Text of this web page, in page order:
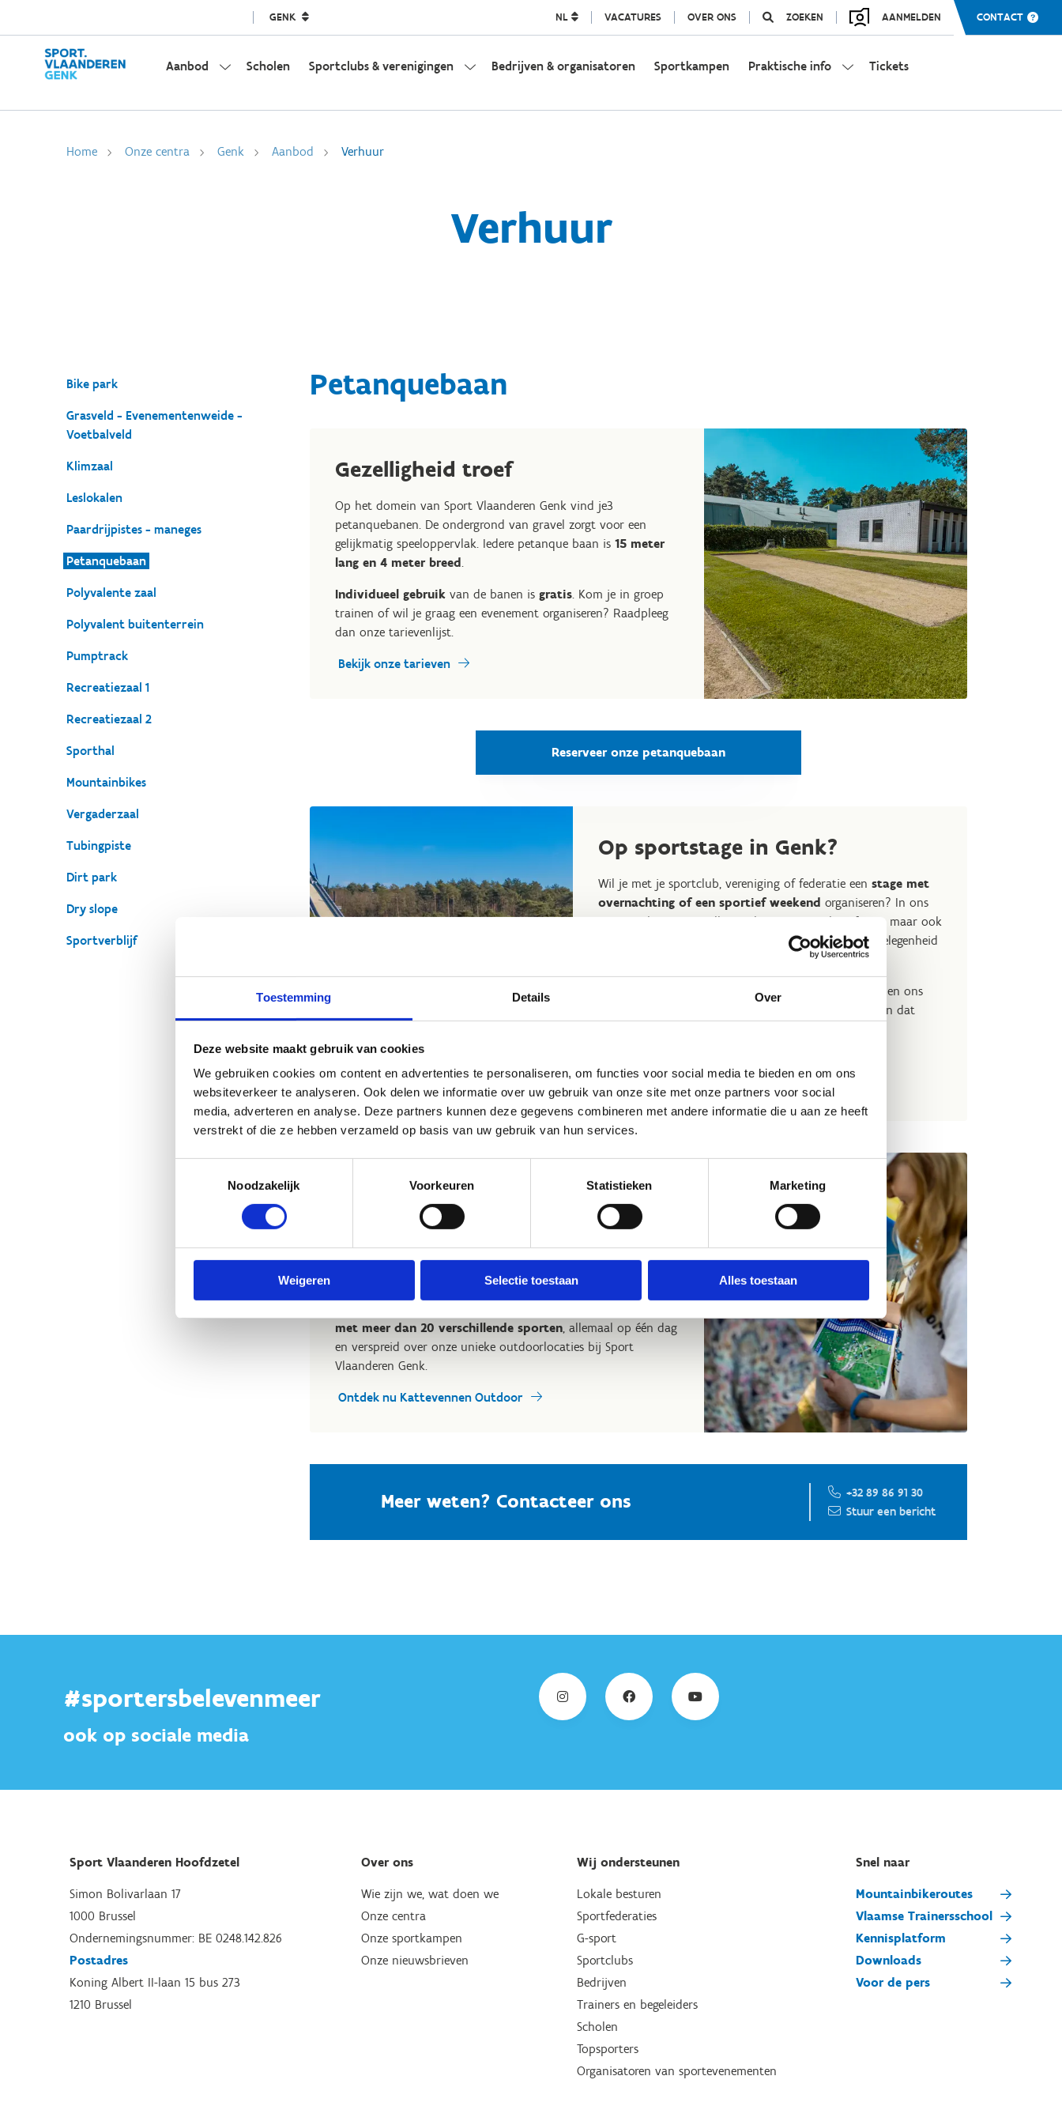
Toestemming Details Over
Deze website maakt gebruik van cookies
We gebruiken cookies om content en advertenties te personaliseren, om functies voor social media te bieden en om ons
websiteverkeer te analyseren. Ook delen we informatie over uw gebruik van onze site met onze partners voor social
media, adverteren en analyse. Deze partners kunnen deze gegevens combineren met andere informatie die u aan ze heeft
verstrekt of die ze hebben verzameld op basis van uw gebruik van hun services.
Noodzakelijk
Voorkeuren Statistieken Marketing
Weigeren Selectie toestaan Alles toestaan
GENK NL VACATURES OVER ONS ZOEKEN AANMELDEN CONTACT
Aanbod Scholen Sportclubs & verenigingen Bedrijven & organisatoren Sportkampen Praktische info Tickets
Home Onze centra Genk Aanbod Verhuur
Verhuur
Bike park
Grasveld - Evenementenweide -
Voetbalveld
Klimzaal
Leslokalen
Paardrijpistes - maneges
Petanquebaan
Polyvalente zaal
Polyvalent buitenterrein
Pumptrack
Recreatiezaal 1
Recreatiezaal 2
Sporthal
Mountainbikes
Vergaderzaal
Tubingpiste
Dirt park
Dry slope
Sportverblijf
Petanquebaan
Gezelligheid troef
Op het domein van Sport Vlaanderen Genk vind je3
petanquebanen. De ondergrond van gravel zorgt voor een
gelijkmatig speeloppervlak. Iedere petanque baan is 15 meter
lang en 4 meter breed.
Individueel gebruik van de banen is gratis. Kom je in groep
trainen of wil je graag een evenement organiseren? Raadpleeg
dan onze tarievenlijst.
Bekijk onze tarieven
Reserveer onze petanquebaan
Op sportstage in Genk?
Wil je met je sportclub, vereniging of federatie een stage met
overnachting of een sportief weekend organiseren? In ons
centrum kan je niet alleen tal van sporten beoefenen, maar ook
comfortabel overnachten. We beschikken over slaapgelegenheid
Samen bekijken we graag de sportmogelijkheden binnen ons
centrum en stellen we een programma op maat samen dat
Ontdek ons sportverblijf
Kattevennen Outdoor = een
sportpretpark voor jouw
leerlingen
Bezorg je klas of volledige school een onvergetelijke sportdag
met meer dan 20 verschillende sporten, allemaal op één dag
en verspreid over onze unieke outdoorlocaties bij Sport
Vlaanderen Genk.
Ontdek nu Kattevennen Outdoor
Meer weten? Contacteer ons
+32 89 86 91 30
Stuur een bericht
#sportersbelevenmeer
ook op sociale media
Sport Vlaanderen Hoofdzetel
Simon Bolivarlaan 17
1000 Brussel
Ondernemingsnummer: BE 0248.142.826
Postadres
Koning Albert II-laan 15 bus 273
1210 Brussel
Over ons
Wie zijn we, wat doen we
Onze centra
Onze sportkampen
Onze nieuwsbrieven
Wij ondersteunen
Lokale besturen
Sportfederaties
G-sport
Sportclubs
Bedrijven
Trainers en begeleiders
Scholen
Topsporters
Organisatoren van sportevenementen
Snel naar
Mountainbikeroutes
Vlaamse Trainersschool
Kennisplatform
Downloads
Voor de pers